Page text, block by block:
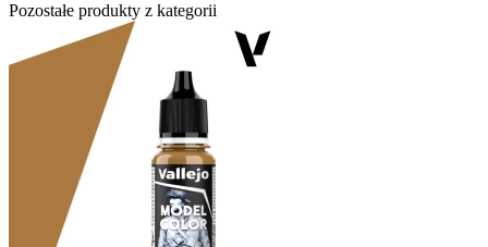
Pozostałe produkty z kategorii